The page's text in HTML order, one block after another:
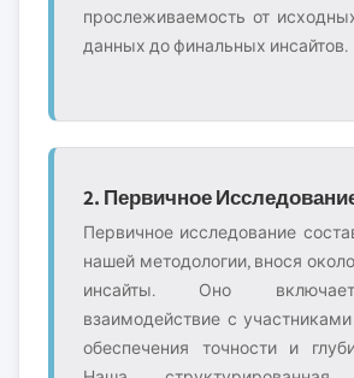
прослеживаемость от
данных до финальных инсайтов.
2. Первичное
Первичное исследование
нашей методологии, внося
инсайты. Оно
взаимодействие с
обеспечения точности и